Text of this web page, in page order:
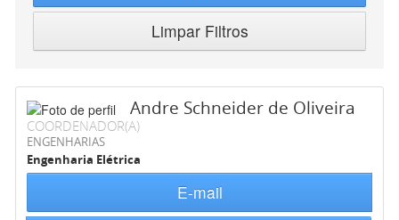
Limpar Filtros
Andre Schneider de Oliveira
COORDENADOR(A)
ENGENHARIAS
Engenharia Elétrica
E-mail